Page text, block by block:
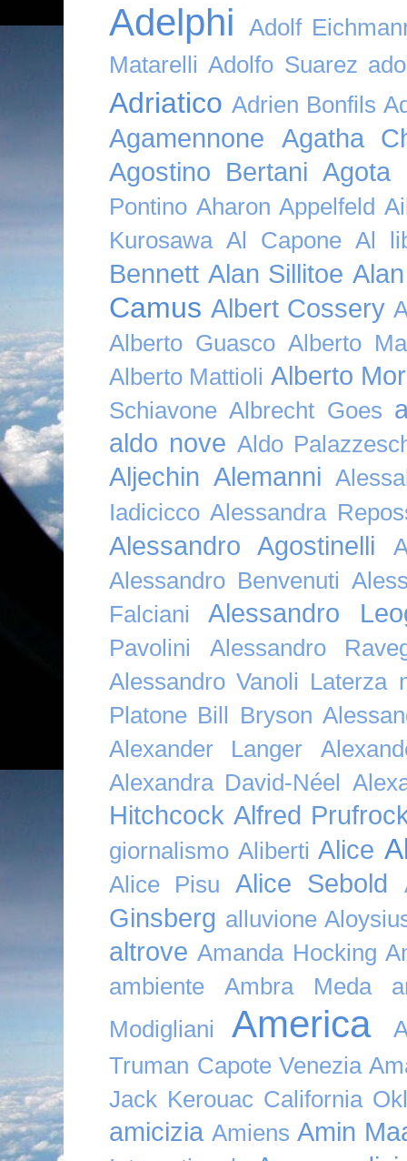
Adelphi
Adolf
Matarelli Adolfo Suarez
Adriatico Adrien Bonfils
Agamennone
Agatha
Agostino Bertani Agota
Pontino Aharon Appelfeld
Kurosawa Al Capone Al
Bennett Alan Sillitoe
Camus Albert Cossery
Alberto Guasco Alberto
Alberto Mattioli Alberto
Schiavone Albrecht Goes
aldo nove Aldo
Aljechin Alemanni
Iadicicco Alessandra
Alessandro Agostinelli
Alessandro Benvenuti
Falciani
Alessandro
Pavolini
Alessandro
Alessandro Vanoli Laterza
Platone Bill Bryson
Alexander Langer
Alexandra David-Néel
Hitchcock Alfred
giornalismo Aliberti Alice
Alice Pisu Alice Sebold
Ginsberg alluvione
altrove Amanda Hocking
ambiente
Ambra Meda
Modigliani
America
Truman Capote Venezia
Jack Kerouac California
amicizia Amiens Amin